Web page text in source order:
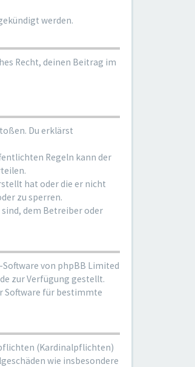
werden.
Recht, deinen Beitrag im
Du erklärst
Regeln kann der
hat oder die er nicht
zu sperren.
dem Betreiber oder
von phpBB Limited
zur Verfügung gestellt.
Software für bestimmte
(Kardinalpflichten)
wie insbesondere